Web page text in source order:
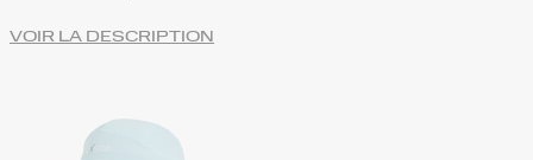
VOIR LA DESCRIPTION